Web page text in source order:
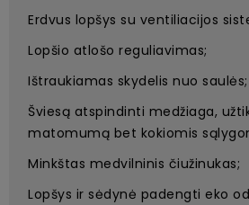
Erdvus lopšys su ventiliacijos
Lopšio atlošo reguliavimas;
Ištraukiamas skydelis nuo saulės;
Šviesą atspindinti medžiaga,
matomumą bet kokiomis
Minkštas medvilninis čiužinukas;
Lopšys ir sėdynė padengti eko